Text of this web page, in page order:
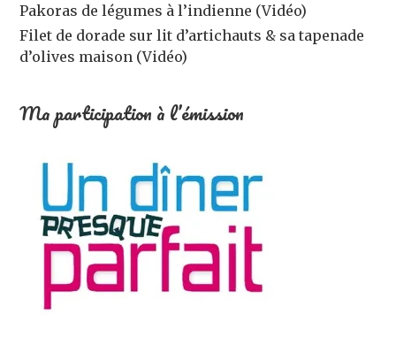
Pakoras de légumes à l’indienne (Vidéo)
Filet de dorade sur lit d’artichauts & sa tapenade
d’olives maison (Vidéo)
Ma participation à l’émission